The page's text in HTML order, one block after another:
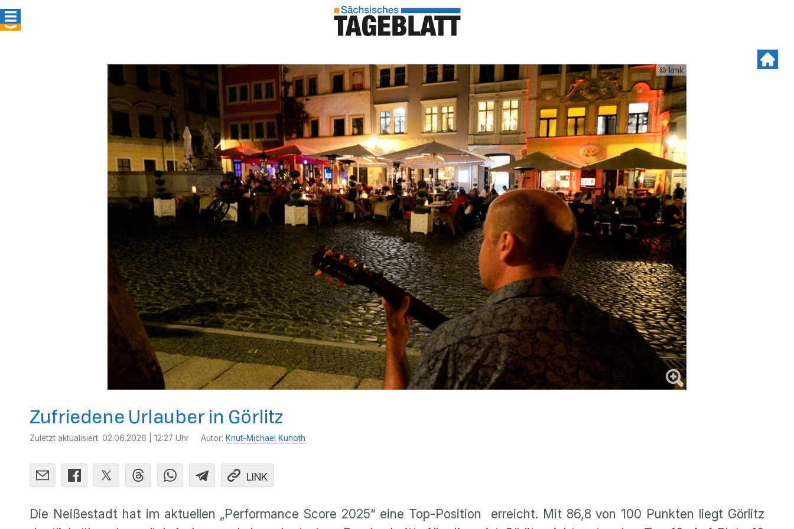
© kmk
Zufriedene Urlauber in Görlitz
Zuletzt aktualisiert: 02.06.2026 | 12:27 Uhr Autor: Knut-Michael Kunoth
LINK
Die Neißestadt hat im aktuellen „Performance Score 2025“ eine Top-Position erreicht. Mit 86,8 von 100 Punkten liegt Görlitz